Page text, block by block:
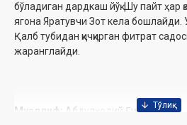
бўладиган дардкаш йўқ. Шу пайт ҳар
ягона Яратувчи Зот кела бошлайди.
Қалб тубидан қичқирган фитрат
жаранглайди.
Муаллиф:
Абдулҳодий Ғиёс